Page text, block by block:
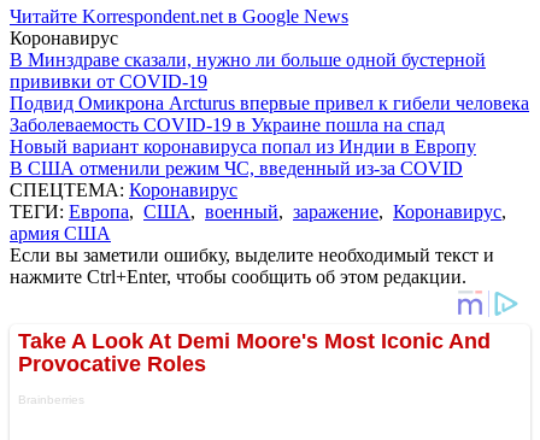
Читайте Korrespondent.net в Google News
Коронавирус
В Минздраве сказали, нужно ли больше одной бустерной
прививки от COVID-19
Подвид Омикрона Arcturus впервые привел к гибели человека
Заболеваемость COVID-19 в Украине пошла на спад
Новый вариант коронавируса попал из Индии в Европу
В США отменили режим ЧС, введенный из-за COVID
СПЕЦТЕМА: Коронавирус
ТЕГИ: Европа, США, военный, заражение, Коронавирус,
армия США
Если вы заметили ошибку, выделите необходимый текст и
нажмите Ctrl+Enter, чтобы сообщить об этом редакции.